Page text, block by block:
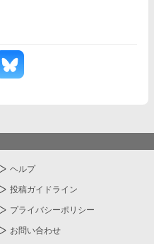
ヘルプ
投稿ガイドライン
プライバシーポリシー
お問い合わせ